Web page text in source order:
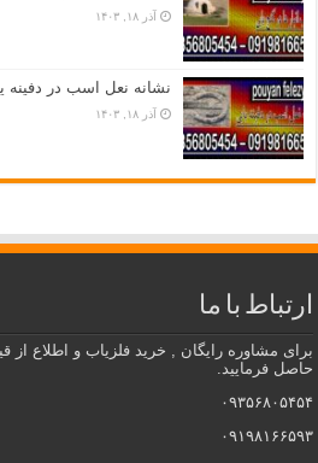
آذر ۱۸, ۱۴۰۳
نشانه نعل اسب در دفینه
آذر ۱۸, ۱۴۰۳
ارتباط با ما
برای مشاوره رایگان , خرید فلزیاب و اطلاع
حاصل فرمایید.
۰۹۳۵۶۸۰۵۴۵۴
۰۹۱۹۸۱۶۶۵۹۳